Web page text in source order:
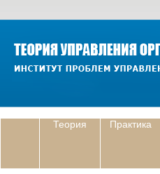
Теория Практика